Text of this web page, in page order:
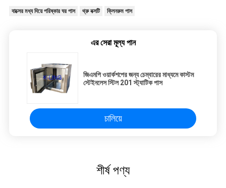
বাক্সের মধ্য দিয়ে পরিষ্কার ঘর পাস থ্রু বক্সটি ক্লিনরুম পাস
এর সেরা মূল্য পান
জিএমপি ওয়ার্কশপের জন্য চেম্বারের মাধ্যমে কাস্টম
স্টেইনলেস স্টিল 201 স্ট্যাটিক পাস
চালিয়ে
শীর্ষ পণ্য